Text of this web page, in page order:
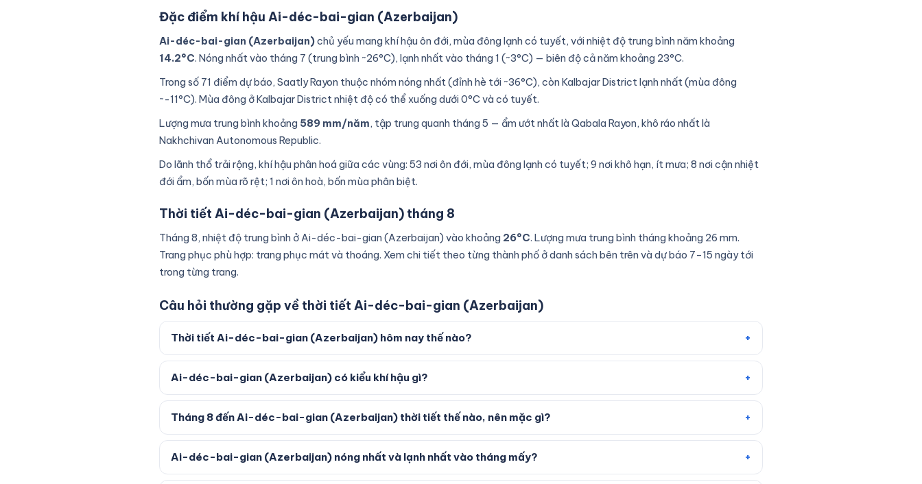
Đặc điểm khí hậu Ai-déc-bai-gian (Azerbaijan)
Ai-déc-bai-gian (Azerbaijan)chủ yếu mang khí hậu ôn đới, mùa đông lạnh có tuyết, với nhiệt độ trung bình năm khoảng
14.2°C. Nóng nhất vào tháng 7 (trung bình ~26°C), lạnh nhất vào tháng 1 (~3°C) — biên độ cả năm khoảng 23°C.
Trong số 71 điểm dự báo, Saatly Rayon thuộc nhóm nóng nhất (đỉnh hè tới ~36°C), còn Kalbajar District lạnh nhất (mùa đông
~-11°C). Mùa đông ở Kalbajar District nhiệt độ có thể xuống dưới 0°C và có tuyết.
Lượng mưa trung bình khoảng 589 mm/năm, tập trung quanh tháng 5 — ẩm ướt nhất là Qabala Rayon, khô ráo nhất là
Nakhchivan Autonomous Republic.
Do lãnh thổ trải rộng, khí hậu phân hoá giữa các vùng: 53 nơi ôn đới, mùa đông lạnh có tuyết; 9 nơi khô hạn, ít mưa; 8 nơi cận nhiệt
đới ẩm, bốn mùa rõ rệt; 1 nơi ôn hoà, bốn mùa phân biệt.
Thời tiết Ai-déc-bai-gian (Azerbaijan) tháng 8
Tháng 8, nhiệt độ trung bình ở Ai-déc-bai-gian (Azerbaijan) vào khoảng 26°C. Lượng mưa trung bình tháng khoảng 26 mm.
Trang phục phù hợp: trang phục mát và thoáng. Xem chi tiết theo từng thành phố ở danh sách bên trên và dự báo 7–15 ngày tới
trong từng trang.
Câu hỏi thường gặp về thời tiết Ai-déc-bai-gian (Azerbaijan)
Thời tiết Ai-déc-bai-gian (Azerbaijan) hôm nay thế nào?
Ai-déc-bai-gian (Azerbaijan) có kiểu khí hậu gì?
Tháng 8 đến Ai-déc-bai-gian (Azerbaijan) thời tiết thế nào, nên mặc gì?
Ai-déc-bai-gian (Azerbaijan) nóng nhất và lạnh nhất vào tháng mấy?